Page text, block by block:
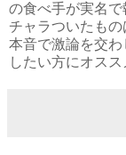
の食べ手が実名
チャラついたもの
本音で激論を交
したい方にオスス